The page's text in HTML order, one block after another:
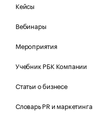
Кейсы
Вебинары
Мероприятия
Учебник РБК Компании
Статьи о бизнесе
Словарь PR и маркетинга